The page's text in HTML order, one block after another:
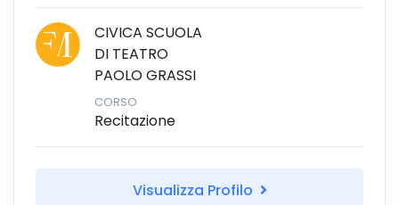
CIVICA SCUOLA
DI TEATRO
PAOLO GRASSI
CORSO
Recitazione
Visualizza Profilo